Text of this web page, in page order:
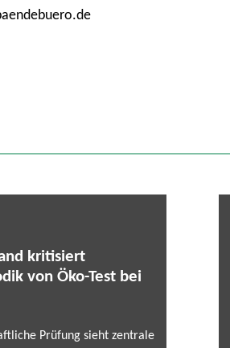
kritisiert
von Öko-Test bei
Prüfung sieht zentrale